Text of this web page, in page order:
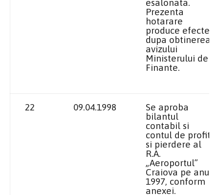
esalonata.
Prezenta
hotarare
produce efecte
dupa obtinerea
avizului
Ministerului de
Finante.
22 09.04.1998
Se aproba
bilantul
contabil si
contul de profit
si pierdere al
R.A.
„Aeroportul”
Craiova pe anul
1997, conform
anexei.